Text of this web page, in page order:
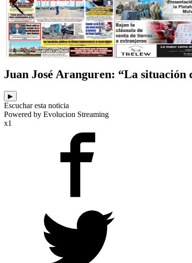
Juan José Aranguren: “La situación
▶
Escuchar esta noticia
Powered by Evolucion Streaming
x1